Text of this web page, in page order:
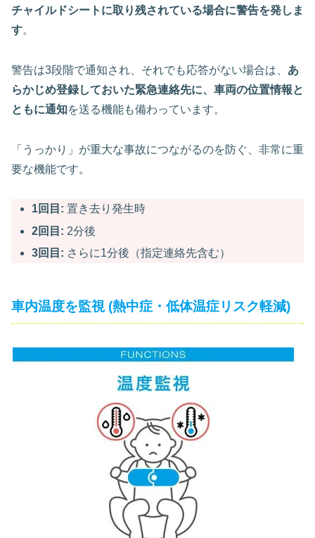
チャイルドシートに取り残されている場合に警告を発しま
す。
警告は3段階で通知され、それでも応答がない場合は、 あ
らかじめ登録しておいた緊急連絡先に、車両の位置情報と
ともに通知を送る機能も備わっています。
「うっかり」が重大な事故につながるのを防ぐ、非常に重
要な機能です。
1回目: 置き去り発生時
2回目: 2分後
3回目: さらに1分後（指定連絡先含む）
車内温度を監視 (熱中症・低体温症リスク軽減)